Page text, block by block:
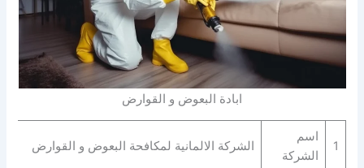
ابادة البعوض و القوارض
1
اسم
الشركة
الشركة الالمانية لمكافحة البعوض و القوارض